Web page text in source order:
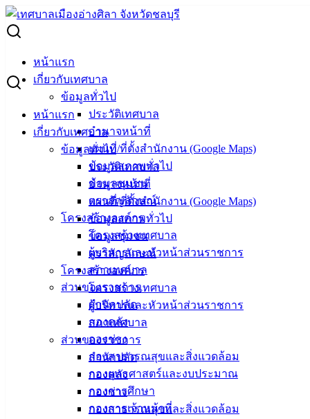
Skip
to
content
หน้าแรก
เกี่ยวกับเทศบาล
ข้อมูลทั่วไป
ประวัติเทศบาล
อำนาจหน้าที่
แผนที่/ที่ตั้งสำนักงาน (Google Maps)
ข้อมูลสภาพทั่วไป
ข้อมูลชุมชน
ตราสัญลักษณ์
โครงสร้างองค์กร
โครงสร้างเทศบาล
ผู้บริหารและหัวหน้าส่วนราชการ
สภาเทศบาล
ส่วนของราชการ
สำนักปลัด
กองคลัง
กองช่าง
กองสาธารณสุขและสิ่งแวดล้อม
กองยุทธศาสตร์และงบประมาณ
กองการศึกษา
กองการเจ้าหน้าที่
หน้าแรก
เกี่ยวกับเทศบาล
ข้อมูลทั่วไป
ประวัติเทศบาล
อำนาจหน้าที่
แผนที่/ที่ตั้งสำนักงาน (Google Maps)
ข้อมูลสภาพทั่วไป
ข้อมูลชุมชน
ตราสัญลักษณ์
โครงสร้างองค์กร
โครงสร้างเทศบาล
ผู้บริหารและหัวหน้าส่วนราชการ
สภาเทศบาล
ส่วนของราชการ
สำนักปลัด
กองคลัง
กองช่าง
กองสาธารณสุขและสิ่งแวดล้อม
Search
ผู้ชนะการเสนอราคา โครงการก่อสร้างถนนคอนกรีตฯ แยกซอย
สิทธิโชติ ม.6 ต.เสม็ด
ผู้ชนะการเสนอราคา โครงการก่อสร้าง
ถนนคอนกรีตฯ แยกซอยสิทธิโชติ ม.6
ตุลาคม 18, 2024ตุลาคม 20, 2024 vichakarn
ประกาศผู้ชนะ